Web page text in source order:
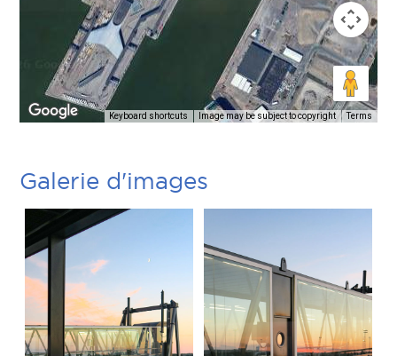
Keyboard shortcuts Image may be subject to copyright Terms
Galerie d'images